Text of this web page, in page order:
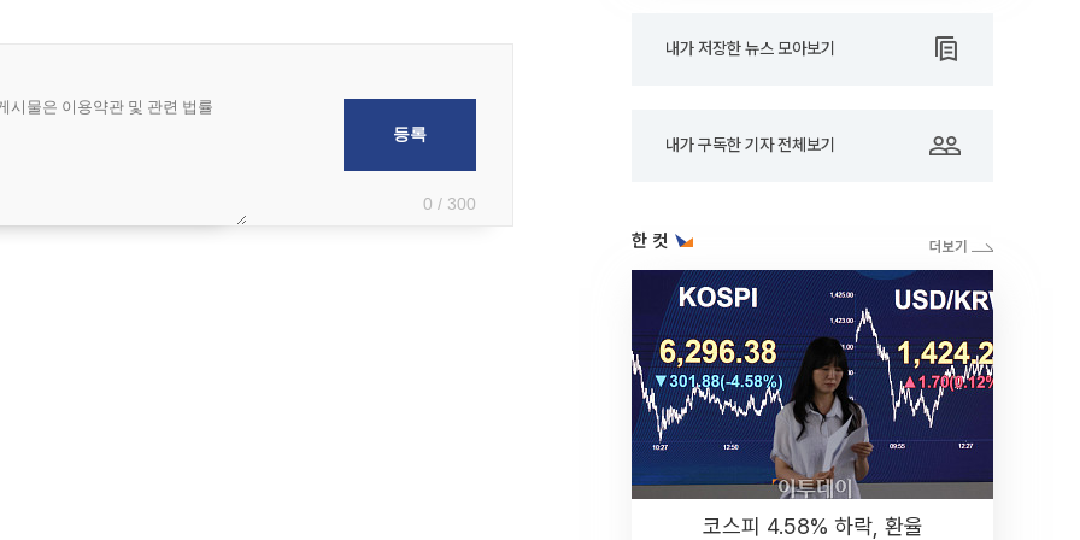
0 / 300
내가 저장한 뉴스 모아보기
내가 구독한 기자 전체보기
한 컷
코스피 4.58% 하락, 환율